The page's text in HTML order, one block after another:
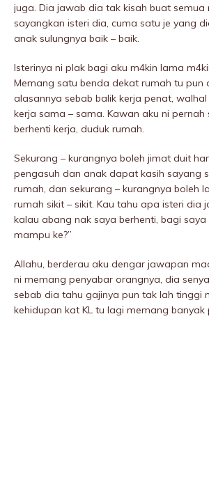
juga. Dia jawab dia tak kisah buat semua
sayangkan isteri dia, cuma satu je yang
anak sulungnya baik – baik.
Isterinya ni plak bagi aku m4kin lama
Memang satu benda dekat rumah tu pun
alasannya sebab balik kerja penat,
kerja sama – sama. Kawan aku ni pernah
berhenti kerja, duduk rumah.
Sekurang – kurangnya boleh jimat duit
pengasuh dan anak dapat kasih sayang
rumah, dan sekurang – kurangnya boleh
rumah sikit – sikit. Kau tahu apa isteri dia
kalau abang nak saya berhenti, bagi saya
mampu ke?”
Allahu, berderau aku dengar jawapan
ni memang penyabar orangnya, dia
sebab dia tahu gajinya pun tak lah tinggi
kehidupan kat KL tu lagi memang banyak